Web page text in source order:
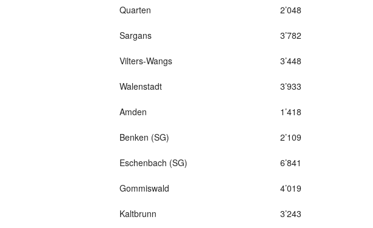
Quarten 2’048
Sargans 3’782
Vilters-Wangs 3’448
Walenstadt 3’933
Amden 1’418
Benken (SG) 2’109
Eschenbach (SG) 6’841
Gommiswald 4’019
Kaltbrunn 3’243